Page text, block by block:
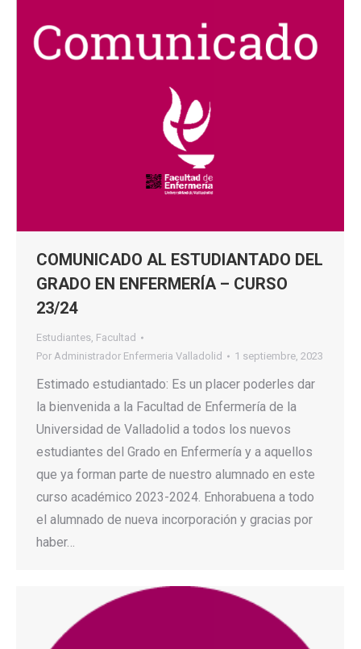
COMUNICADO AL ESTUDIANTADO DEL
GRADO EN ENFERMERÍA – CURSO
23/24
Estudiantes, Facultad
Por Administrador Enfermeria Valladolid 1 septiembre, 2023
Estimado estudiantado: Es un placer poderles dar
la bienvenida a la Facultad de Enfermería de la
Universidad de Valladolid a todos los nuevos
estudiantes del Grado en Enfermería y a aquellos
que ya forman parte de nuestro alumnado en este
curso académico 2023-2024. Enhorabuena a todo
el alumnado de nueva incorporación y gracias por
haber…